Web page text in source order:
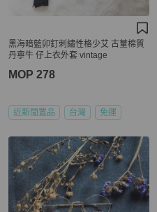
黑海暗藍卯釘刺繡性格少艾 古蕫棉質
丹寧牛 仔上衣外套 vintage
MOP 278
近新閒置品 台灣 免運